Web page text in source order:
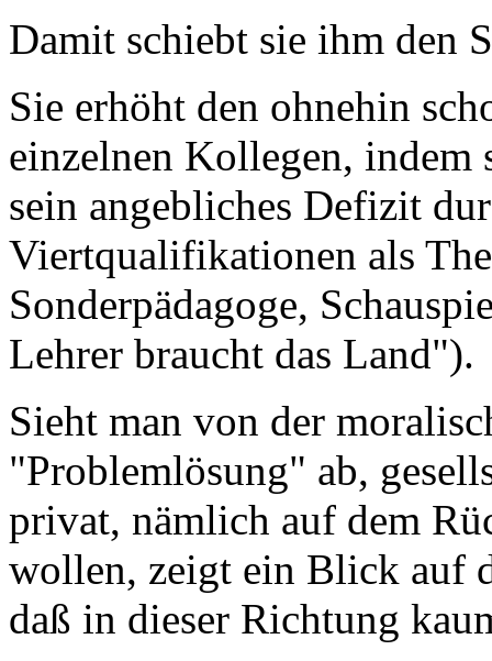
Damit schiebt sie ihm den
Sie erhöht den ohnehin
einzelnen Kollegen, indem
sein angebliches Defizit
Viertqualifikationen als
Sonderpädagoge,
Lehrer braucht das Land").
Sieht man von der
"Problemlösung" ab,
privat, nämlich auf dem
wollen, zeigt ein Blick auf
daß in dieser Richtung